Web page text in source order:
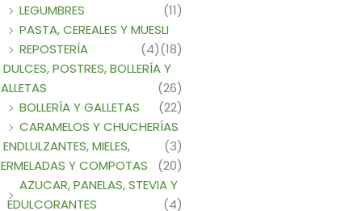
LEGUMBRES
(11)
PASTA, CEREALES Y MUESLI
(18)
REPOSTERÍA
(4)
DULCES, POSTRES, BOLLERÍA Y
(26)
BOLLERÍA Y GALLETAS
(22)
CARAMELOS Y CHUCHERÍAS
(3)
ENDLULZANTES, MIELES,
Y COMPOTAS
(20)
AZUCAR, PANELAS, STEVIA Y
EDULCORANTES
(4)